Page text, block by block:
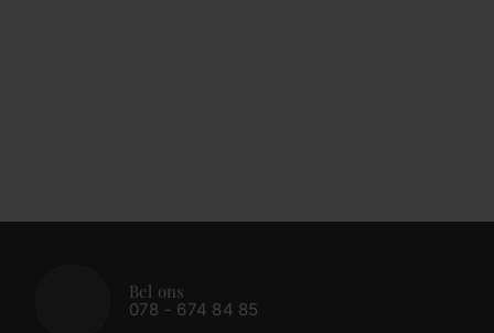
Bel ons
078 - 674 84 85